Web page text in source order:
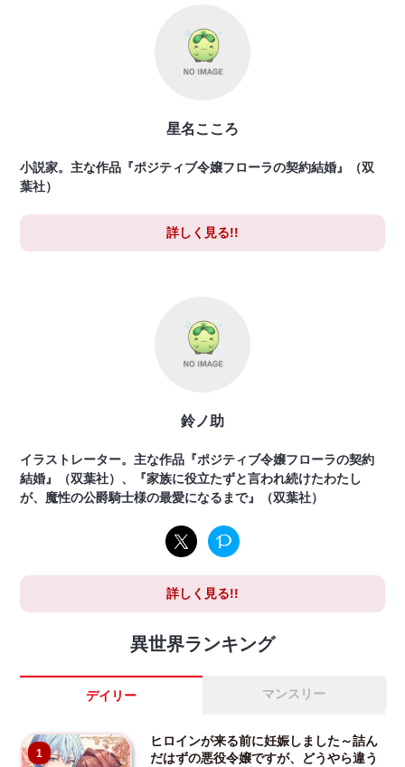
星名こころ
小説家。主な作品『ポジティブ令嬢フローラの契約結婚』（双
葉社）
詳しく見る!!
鈴ノ助
イラストレーター。主な作品『ポジティブ令嬢フローラの契約
結婚』（双葉社）、『家族に役立たずと言われ続けたわたし
が、魔性の公爵騎士様の最愛になるまで』（双葉社）
詳しく見る!!
異世界ランキング
デイリー マンスリー
1
ヒロインが来る前に妊娠しました～詰ん
だはずの悪役令嬢ですが、どうやら違う